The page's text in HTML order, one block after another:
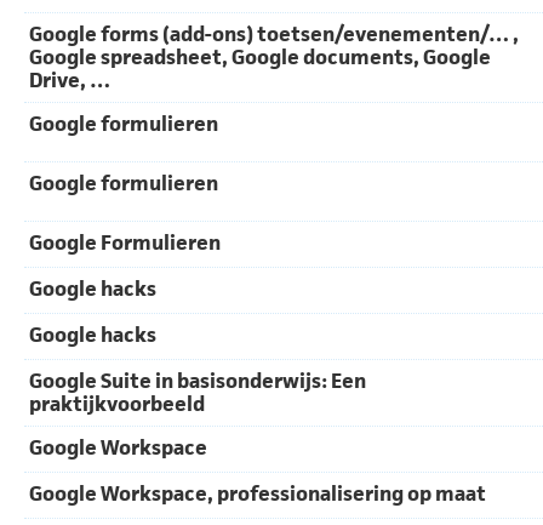
Google forms (add-ons) toetsen/evenementen/… ,
Google spreadsheet, Google documents, Google
Drive, …
Google formulieren
Google formulieren
Google Formulieren
Google hacks
Google hacks
Google Suite in basisonderwijs: Een
praktijkvoorbeeld
Google Workspace
Google Workspace, professionalisering op maat